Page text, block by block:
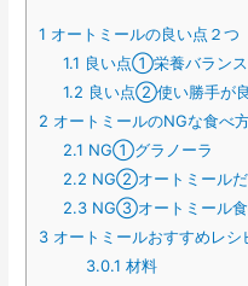
1 オートミールの良い点２つ
1.1 良い点①栄養バランス
1.2 良い点②使い勝手が
2 オートミールのNGな食べ
2.1 NG①グラノーラ
2.2 NG②オートミールだ
2.3NG③オートミール食
3 オートミールおすすめレシ
3.0.1 材料